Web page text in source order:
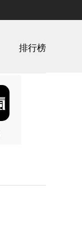
排行榜